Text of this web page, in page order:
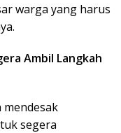
warga yang harus
Ambil Langkah
segera